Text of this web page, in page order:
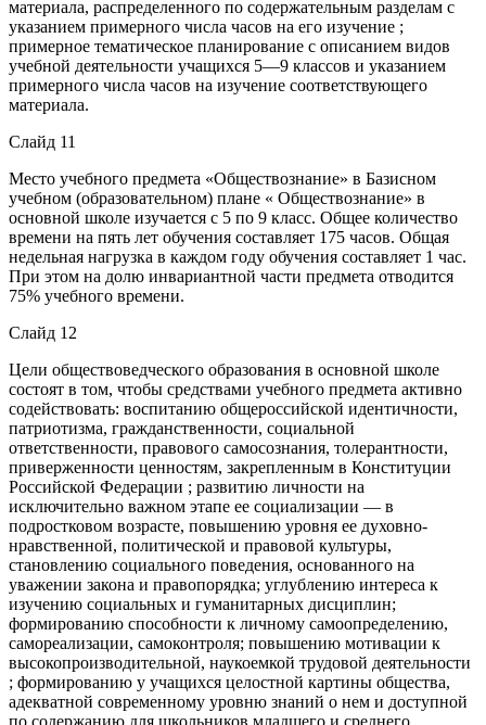
материала, распределенного по содержательным разделам с
указанием примерного числа часов на его изучение ;
примерное тематическое планирование с описанием видов
учебной деятельности учащихся 5—9 классов и указанием
примерного числа часов на изучение соответствующего
материала.
Слайд 11
Место учебного предмета «Обществознание» в Базисном
учебном (образовательном) плане « Обществознание» в
основной школе изучается с 5 по 9 класс. Общее количество
времени на пять лет обучения составляет 175 часов. Общая
недельная нагрузка в каждом году обучения составляет 1 час.
При этом на долю инвариантной части предмета отводится
75% учебного времени.
Слайд 12
Цели обществоведческого образования в основной школе
состоят в том, чтобы средствами учебного предмета активно
содействовать: воспитанию общероссийской идентичности,
патриотизма, гражданственности, социальной
ответственности, правового самосознания, толерантности,
приверженности ценностям, закрепленным в Конституции
Российской Федерации ; развитию личности на
исключительно важном этапе ее социализации — в
подростковом возрасте, повышению уровня ее духовно-
нравственной, политической и правовой культуры,
становлению социального поведения, основанного на
уважении закона и правопорядка; углублению интереса к
изучению социальных и гуманитарных дисциплин;
формированию способности к личному самоопределению,
самореализации, самоконтроля; повышению мотивации к
высокопроизводительной, наукоемкой трудовой деятельности
; формированию у учащихся целостной картины общества,
адекватной современному уровню знаний о нем и доступной
по содержанию для школьников младшего и среднего